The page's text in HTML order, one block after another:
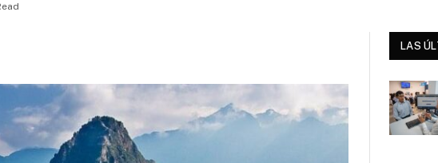
LAS